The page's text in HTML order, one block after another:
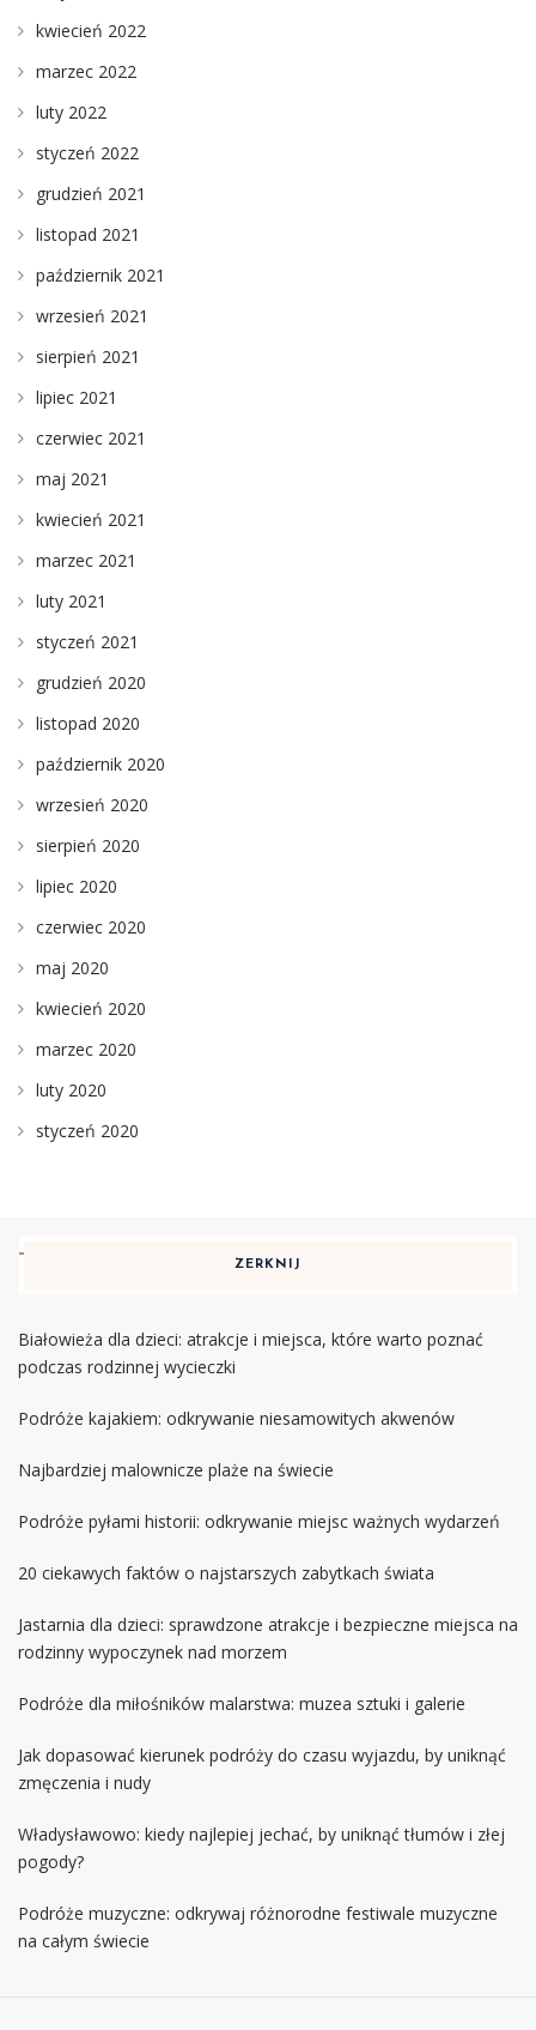
kwiecień 2022
marzec 2022
luty 2022
styczeń 2022
grudzień 2021
listopad 2021
październik 2021
wrzesień 2021
sierpień 2021
lipiec 2021
czerwiec 2021
maj 2021
kwiecień 2021
marzec 2021
luty 2021
styczeń 2021
grudzień 2020
listopad 2020
październik 2020
wrzesień 2020
sierpień 2020
lipiec 2020
czerwiec 2020
maj 2020
kwiecień 2020
marzec 2020
luty 2020
styczeń 2020
ZERKNIJ
Białowieża dla dzieci: atrakcje i miejsca, które warto poznać
podczas rodzinnej wycieczki
Podróże kajakiem: odkrywanie niesamowitych akwenów
Najbardziej malownicze plaże na świecie
Podróże pyłami historii: odkrywanie miejsc ważnych wydarzeń
20 ciekawych faktów o najstarszych zabytkach świata
Jastarnia dla dzieci: sprawdzone atrakcje i bezpieczne miejsca na
rodzinny wypoczynek nad morzem
Podróże dla miłośników malarstwa: muzea sztuki i galerie
Jak dopasować kierunek podróży do czasu wyjazdu, by uniknąć
zmęczenia i nudy
Władysławowo: kiedy najlepiej jechać, by uniknąć tłumów i złej
pogody?
Podróże muzyczne: odkrywaj różnorodne festiwale muzyczne
na całym świecie